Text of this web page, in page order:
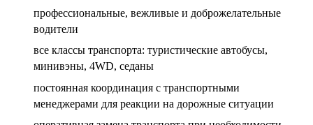
профессиональные, вежливые и доброжелательные
водители
все классы транспорта: туристические автобусы,
минивэны, 4WD, седаны
постоянная координация с транспортными
менеджерами для реакции на дорожные ситуации